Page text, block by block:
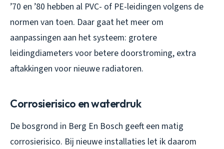
’70 en ’80 hebben al PVC- of PE-leidingen volgens de
normen van toen. Daar gaat het meer om
aanpassingen aan het systeem: grotere
leidingdiameters voor betere doorstroming, extra
aftakkingen voor nieuwe radiatoren.
Corrosierisico en waterdruk
De bosgrond in Berg En Bosch geeft een matig
corrosierisico. Bij nieuwe installaties let ik daarom